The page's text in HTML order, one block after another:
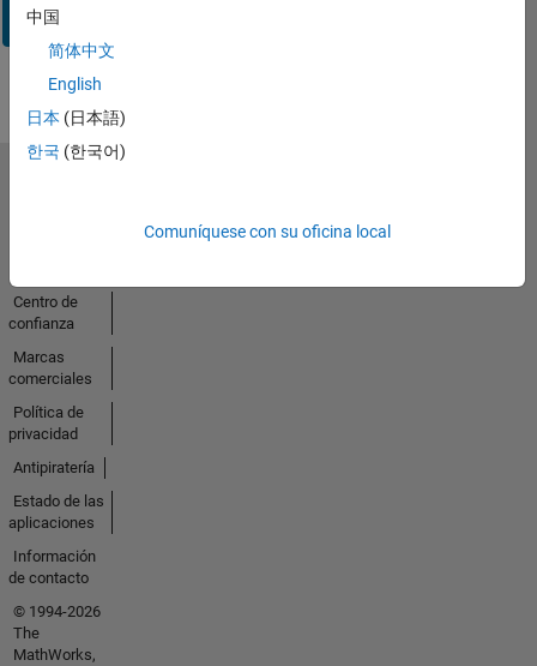
Iniciar
sesión
中国
简体中文
English
日本 (日本語)
한국 (한국어)
Comuníquese con su oficina local
Centro de
confianza
Marcas
comerciales
Política de
privacidad
Antipiratería
Estado de las
aplicaciones
Información
de contacto
© 1994-2026
The
MathWorks,